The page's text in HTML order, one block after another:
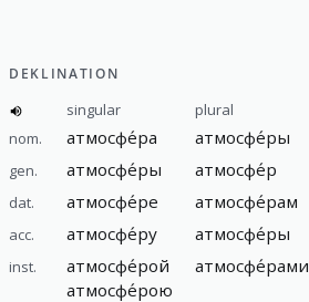
DEKLINATION
singular
plural
nom.
атмосфе́ра атмосфе́ры
gen. атмосфе́ры атмосфе́р
dat. атмосфе́ре атмосфе́рам
acc. атмосфе́ру атмосфе́ры
inst.
атмосфе́рой
атмосфе́рою
атмосфе́рами